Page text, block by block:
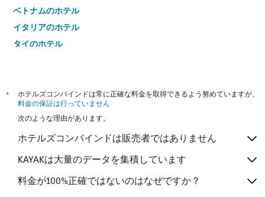
ベトナムのホテル
イタリアのホテル
タイのホテル
*
ホテルズコンバインドは常に正確な料金を取得できるよう努めていますが、
料金の保証は行っていません
次のような理由があります。
ホテルズコンバインドは販売者ではありません
KAYAKは大量のデータを集積しています
料金が100%正確ではないのはなぜですか？